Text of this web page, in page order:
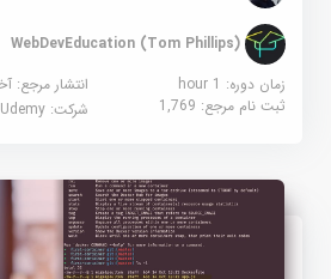
WebDevEducation (Tom Phillips)
زمان دوره: 1 hour
انتشار مرجع:
ثبت نام مرجع:1,769 شرکت:Udemy (یودمی)